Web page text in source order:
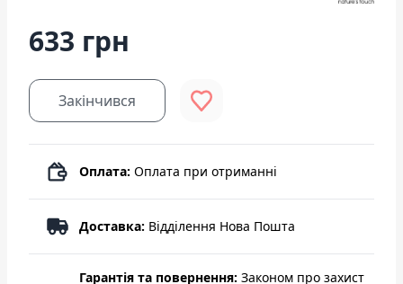
633 грн
Закінчився
Оплата: Оплата при отриманні
Доставка: Відділення Нова Пошта
Гарантія та повернення: Законом про захист